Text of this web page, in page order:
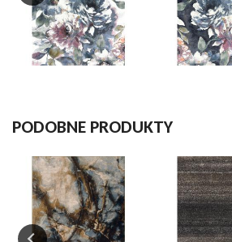
Deseń gładki
Wysokość całkowita 25 mm
Ogrzewanie podłogowe tak
Kształt koło
PODOBNE PRODUKTY